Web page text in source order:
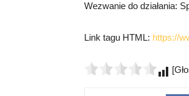
Wezwanie do działania:
Link tagu HTML: https://